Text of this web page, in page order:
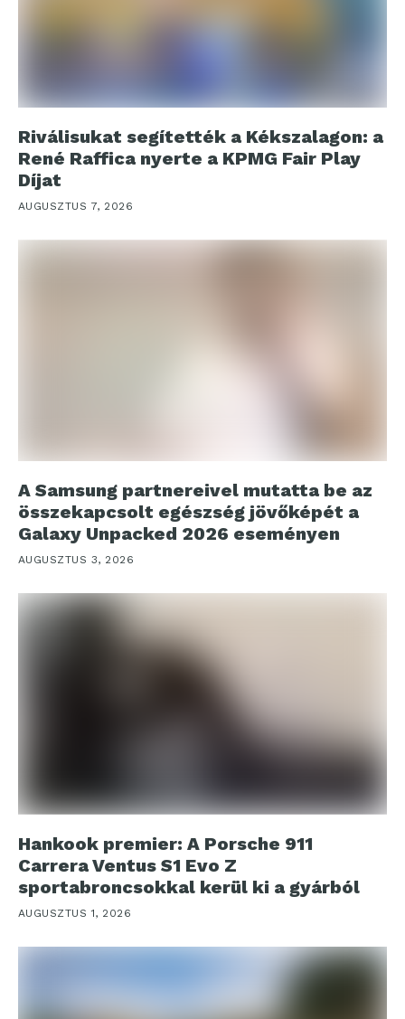
Riválisukat segítették a Kékszalagon: a
René Raffica nyerte a KPMG Fair Play
Díjat
AUGUSZTUS 7, 2026
A Samsung partnereivel mutatta be az
összekapcsolt egészség jövőképét a
Galaxy Unpacked 2026 eseményen
AUGUSZTUS 3, 2026
Hankook premier: A Porsche 911
Carrera Ventus S1 Evo Z
sportabroncsokkal kerül ki a gyárból
AUGUSZTUS 1, 2026